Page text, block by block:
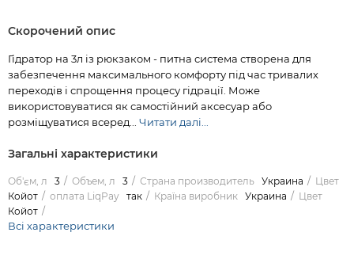
Скорочений опис
Гідратор на 3л із рюкзаком - питна система створена для
забезпечення максимального комфорту під час тривалих
переходів і спрощення процесу гідрації. Може
використовуватися як самостійний аксесуар або
розміщуватися всеред... Читати далі...
Загальні характеристики
Об'єм, л 3 Объем, л 3 Страна производитель Украина
Цвет
Койот
оплата LiqPay так Країна виробник Украина
Цвет
Койот
Всі характеристики